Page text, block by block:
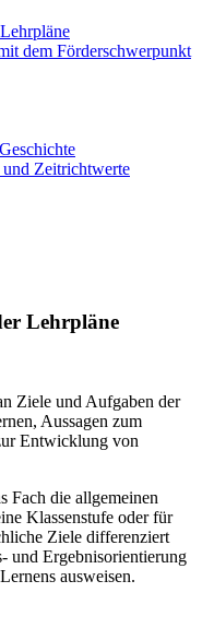
dem Förderschwerpunkt
Zeitrichtwerte
Lehrpläne
Ziele und Aufgaben der
Aussagen zum
Entwicklung von
Fach die allgemeinen
Klassenstufe oder für
Ziele differenziert
und Ergebnisorientierung
ausweisen.